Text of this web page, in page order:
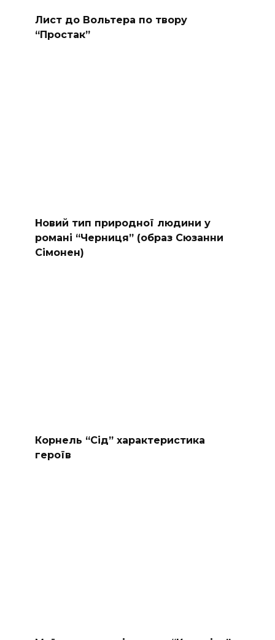
Лист до Вольтера по твору
“Простак”
Новий тип природної людини у
романі “Черниця” (образ Сюзанни
Сімонен)
Корнель “Сід” характеристика
героїв